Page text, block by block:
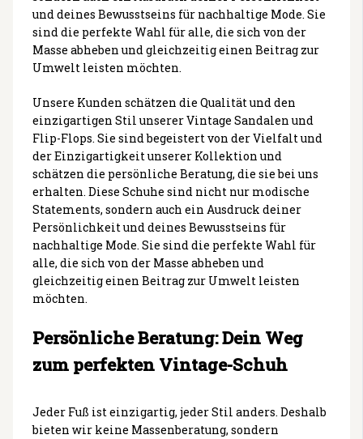
und deines Bewusstseins für nachhaltige Mode. Sie
sind die perfekte Wahl für alle, die sich von der
Masse abheben und gleichzeitig einen Beitrag zur
Umwelt leisten möchten.
Unsere Kunden schätzen die Qualität und den
einzigartigen Stil unserer Vintage Sandalen und
Flip-Flops. Sie sind begeistert von der Vielfalt und
der Einzigartigkeit unserer Kollektion und
schätzen die persönliche Beratung, die sie bei uns
erhalten. Diese Schuhe sind nicht nur modische
Statements, sondern auch ein Ausdruck deiner
Persönlichkeit und deines Bewusstseins für
nachhaltige Mode. Sie sind die perfekte Wahl für
alle, die sich von der Masse abheben und
gleichzeitig einen Beitrag zur Umwelt leisten
möchten.
Persönliche Beratung: Dein Weg
zum perfekten Vintage-Schuh
Jeder Fuß ist einzigartig, jeder Stil anders. Deshalb
bieten wir keine Massenberatung, sondern